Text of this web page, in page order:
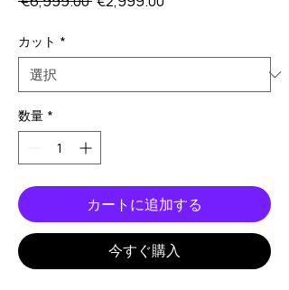
格
価
カット *
数量 *
カートに追加する
今すぐ購入